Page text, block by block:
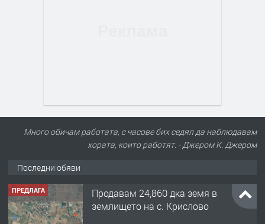
Много обичам работата, с часове бих седял да наблюдавам
хората, които работят. - Джером К. Джером
Последни обяви
ПРЕДЛАГА
Продавам 24,860 дка земя в
землището на с. Крислово